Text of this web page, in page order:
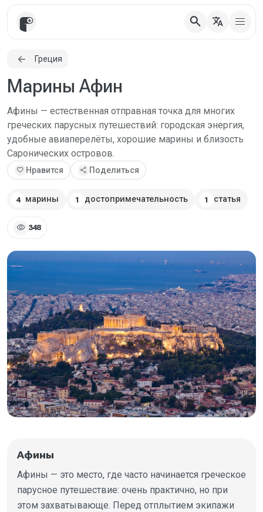
search translate
Греция
Марины Афин
Афины — естественная отправная точка для многих
греческих парусных путешествий: городская энергия,
удобные авиаперелёты, хорошие марины и близость
Саронических островов.
favorite Нравится share Поделиться
4 марины 1 достопримечательность 1 статья
visibility 348
Афины
Афины — это место, где часто начинается греческое
парусное путешествие: очень практично, но при
этом захватывающе. Перед отплытием экипажи